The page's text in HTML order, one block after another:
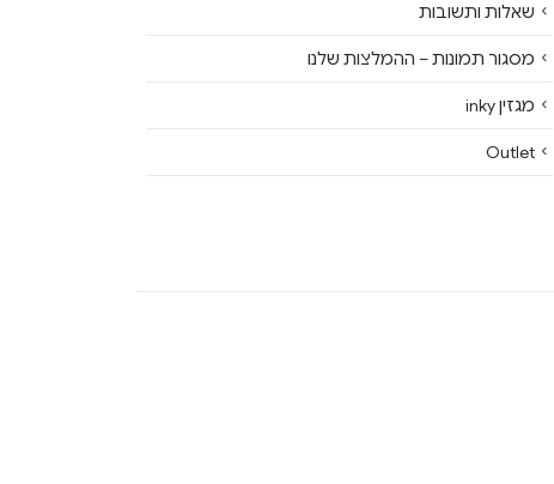
שאלות ותשובות
מסגור תמונות – ההמלצות שלנו
מגזין inky
Outlet